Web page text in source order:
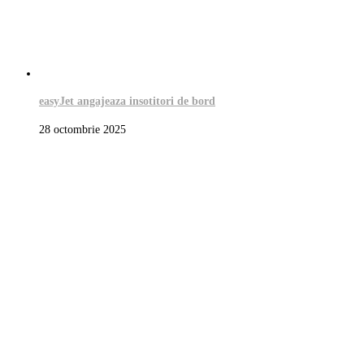
easyJet angajeaza insotitori de bord
28 octombrie 2025